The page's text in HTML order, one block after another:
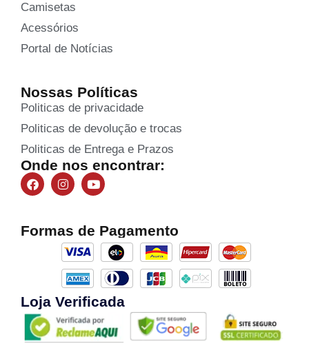
Camisetas
Acessórios
Portal de Notícias
Nossas Políticas
Politicas de privacidade
Politicas de devolução e trocas
Politicas de Entrega e Prazos
Onde nos encontrar:
Formas de Pagamento
Loja Verificada